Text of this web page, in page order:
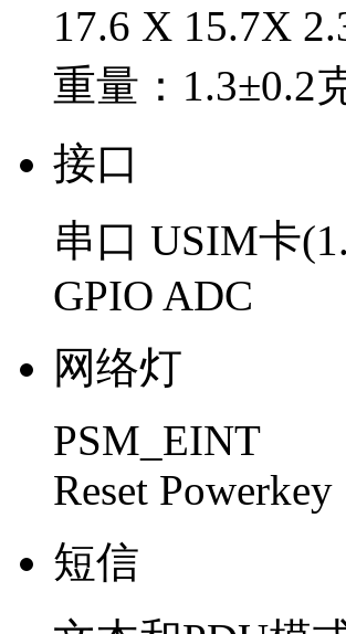
17.6 X 15.7X
重量：1.3±0.2
接口
串口 USIM卡
GPIO ADC
网络灯
PSM_EINT
Reset Powerkey
短信